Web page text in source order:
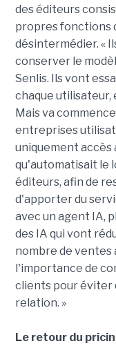
des éditeurs
propres fonctions
désintermédier. «
conserver le
Senlis. Ils vont
chaque utilisateur,
Mais va
entreprises
uniquement accès
qu'automatisait le
éditeurs, afin de
d'apporter du
avec un agent IA,
des IA qui vont
nombre de ventes
l'importance de
clients pour éviter
relation. »
Le retour du